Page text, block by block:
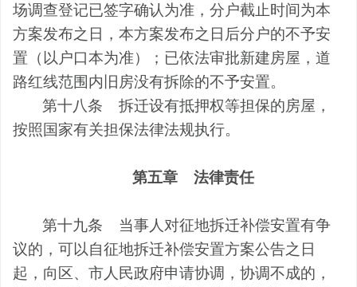
场调查登记已签字确认为准，分户截止时间为本
方案发布之日，本方案发布之日后分户的不予安
置（以户口本为准）；已依法审批新建房屋，道
路红线范围内旧房没有拆除的不予安置。
第十八条
拆迁设有抵押权等担保的房屋，
按照国家有关担保法律法规执行。
第五章 法律责任
第十九条
当事人对征地拆迁补偿安置有争
议的，可以自征地拆迁补偿安置方案公告之日
起，向区、市人民政府申请协调，协调不成的，